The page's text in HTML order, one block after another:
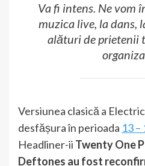
Va fi intens. Ne vom
muzica live, la dans,
alături de prietenii
Versiunea clasică a
desfășura în perioada 13 –
Headliner-ii Twenty One
Deftones au fost